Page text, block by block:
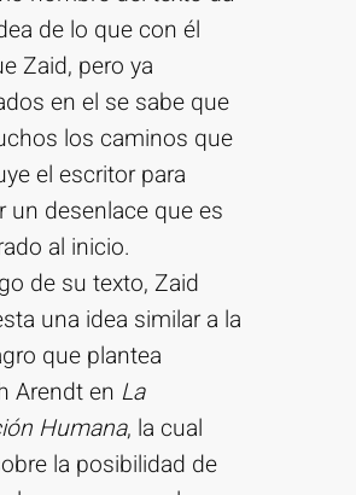
de lo que con él
Zaid, pero ya
en el se sabe que
los caminos que
el escritor para
un desenlace que es
al inicio.
de su texto, Zaid
una idea similar a la
que plantea
Arendt en La
Humana, la cual
la posibilidad de